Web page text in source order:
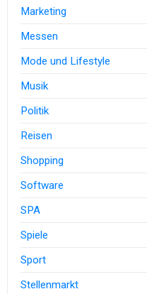
Marketing
Messen
Mode und Lifestyle
Musik
Politik
Reisen
Shopping
Software
SPA
Spiele
Sport
Stellenmarkt